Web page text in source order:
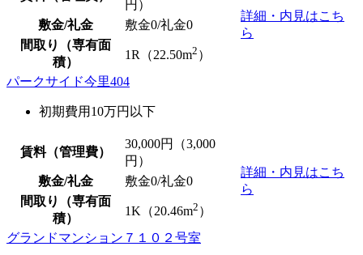
円）
詳細・内見はこち
ら
敷金/礼金 敷金0/礼金0
間取り（専有面
積）
1R（22.50m2 ）
パークサイド今里404
初期費用10万円以下
賃料（管理費）
30,000円（3,000
円）
詳細・内見はこち
ら
敷金/礼金 敷金0/礼金0
間取り（専有面
積）
1K（20.46m2 ）
グランドマンション７１０２号室